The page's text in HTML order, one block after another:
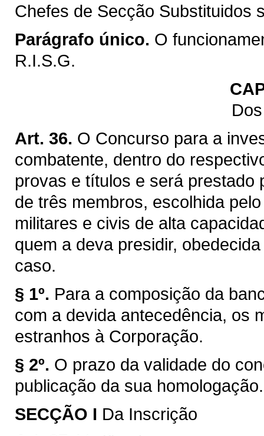
Chefes de Secção Substituidos
Parágrafo único. O
R.I.S.G.
Art. 36. O Concurso para a
combatente, dentro do
provas e títulos e será prestado
de três membros, escolhida
militares e civis de alta
quem a deva presidir,
caso.
§ 1º. Para a composição da
com a devida antecedência, os
estranhos à Corporação.
§ 2º. O prazo da validade do
publicação da sua homologação.
SECÇÃO I Da Inscrição